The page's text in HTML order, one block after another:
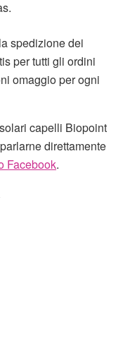
spedizione dei
per tutti gli ordini
omaggio per ogni
capelli Biopoint
direttamente
Facebook.